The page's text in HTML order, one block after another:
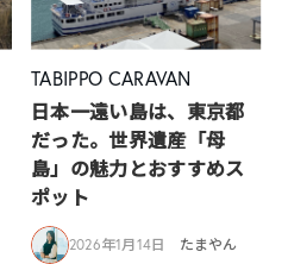
TABIPPO CARAVAN
日本一遠い島は、東京都
だった。世界遺産「母
島」の魅力とおすすめス
ポット
2026年1月14日 たまやん